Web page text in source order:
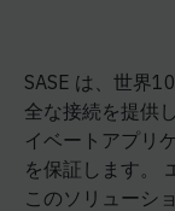
SASE は、世界
全な接続を提供
イベートアプリ
を保証します。
このソリューシ